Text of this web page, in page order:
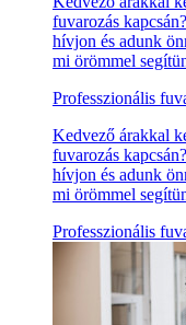
fuvarozás
hívjon és adunk
mi örömmel
Professzionális
Kedvező árakkal
fuvarozás
hívjon és adunk
mi örömmel
Professzionális